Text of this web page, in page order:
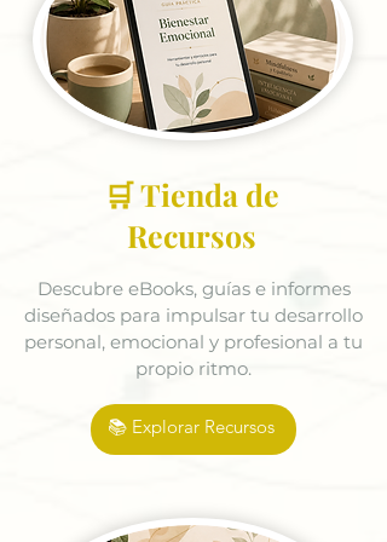
🛒 Tienda de
Recursos
Descubre eBooks, guías e informes
diseñados para impulsar tu desarrollo
personal, emocional y profesional a tu
propio ritmo.
📚 Explorar Recursos